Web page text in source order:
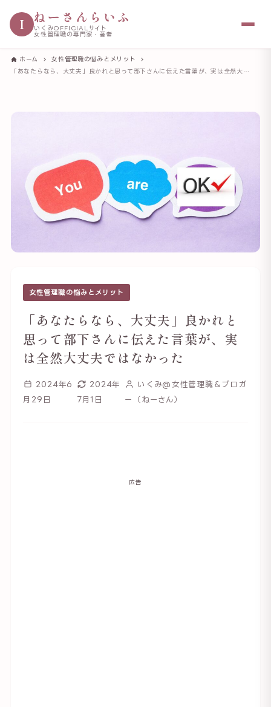
I ねーさんらいふ
いくみOFFICIALサイト
女性管理職の専門家・著者
ホーム
女性管理職の悩みとメリット
「あなたらなら、大丈夫」良かれと思って部下さんに伝えた言葉が、実は全然大丈夫ではなかった
女性管理職の悩みとメリット
「あなたらなら、大丈夫」良かれと
思って部下さんに伝えた言葉が、実
は全然大丈夫ではなかった
2024年6
月29日
2024年
7月1日
いくみ@女性管理職＆ブロガ
ー（ねーさん）
広告